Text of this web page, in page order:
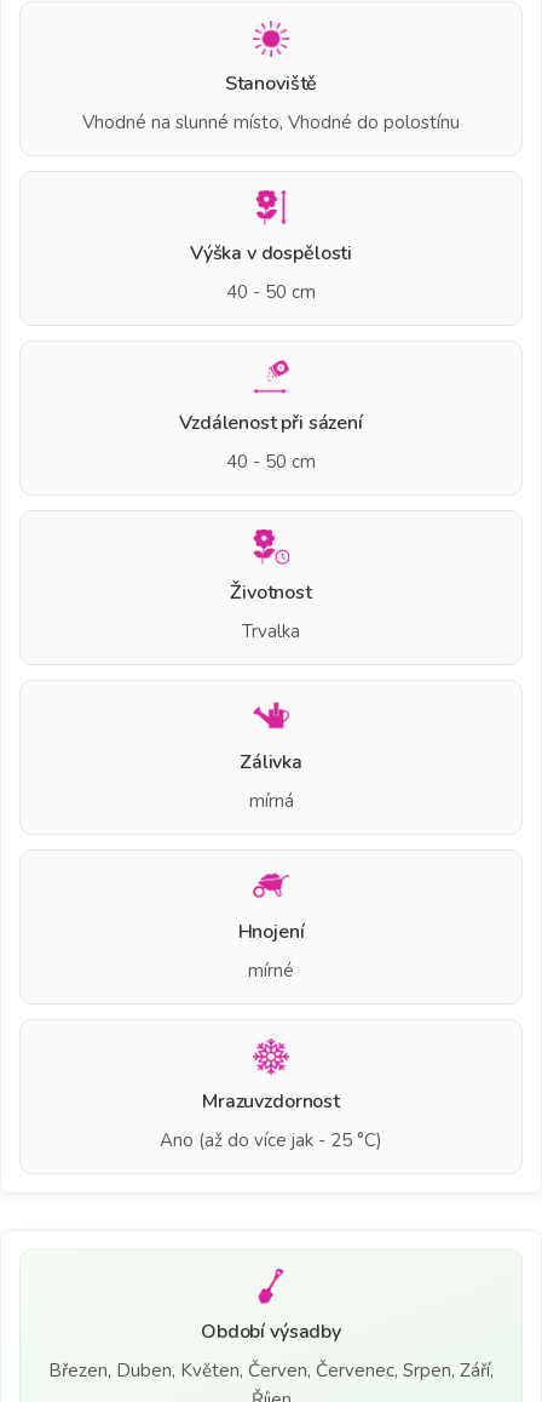
Stanoviště
Vhodné na slunné místo, Vhodné do polostínu
Výška v dospělosti
40 - 50 cm
Vzdálenost při sázení
40 - 50 cm
Životnost
Trvalka
Zálivka
mírná
Hnojení
mírné
Mrazuvzdornost
Ano (až do více jak - 25 °C)
Období výsadby
Březen, Duben, Květen, Červen, Červenec, Srpen, Září,